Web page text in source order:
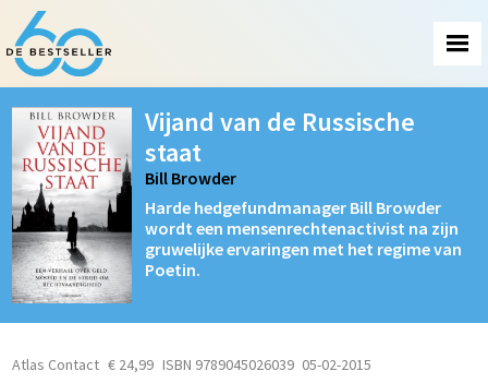
Vijand van de Russische
staat
Bill Browder
Harde hedgefundmanager Bill Browder
wordt een mensenrechtenactivist na zijn
gruwelijke ervaringen met het regime van
Poetin.
Atlas Contact € 24,99 ISBN 9789045026039 05-02-2015